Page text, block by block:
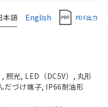
本語 English PDF出力
照光, LED（DC5V）, 丸形
だづけ端子, IP66耐油形